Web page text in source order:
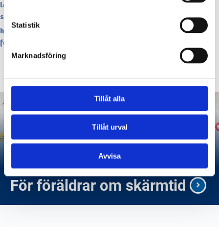
Statistik
Marknadsföring
Tillåt alla
Tillåt urval
Avvisa
lagar/dokument/kommittedirektiv/fortydligat-ansvar-for-
stod-till-avhoppare-och_hdb153/
https://www.socialstyrelsen.se/aktuellt/barn-och-unga-ska-
fa-starkare-stod-att-lamna-kriminella-natverk/
För föräldrar om skärmtid